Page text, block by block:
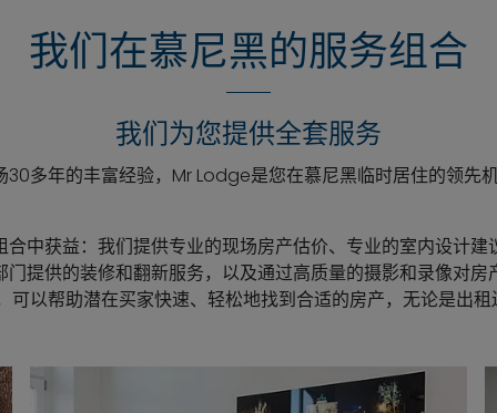
我们在慕尼黑的服务组合
我们为您提供全套服务
30多年的丰富经验，Mr Lodge是您在慕尼黑临时居住的领先
合中获益：我们提供专业的现场房产估价、专业的室内设计建
提供的装修和翻新服务，以及通过高质量的摄影和录像对房
可以帮助潜在买家快速、轻松地找到合适的房产，无论是出